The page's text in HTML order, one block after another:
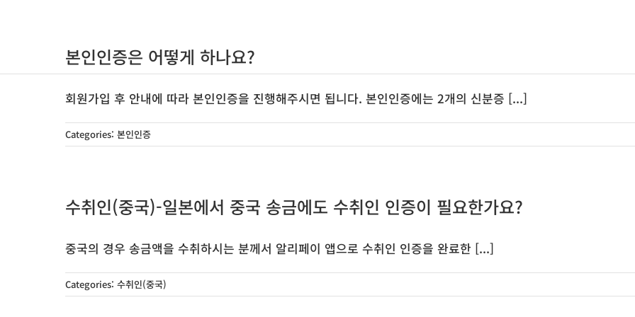
본인인증은 어떻게 하나요?
회원가입 후 안내에 따라 본인인증을 진행해주시면 됩니다. 본인인증에는 2개의 신분증 [...]
Categories: 본인인증
수취인(중국)-일본에서 중국 송금에도 수취인 인증이 필요한가요?
중국의 경우 송금액을 수취하시는 분께서 알리페이 앱으로 수취인 인증을 완료한 [...]
Categories: 수취인(중국)